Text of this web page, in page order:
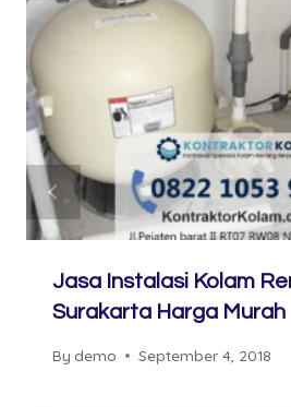
Jasa Instalasi Kolam
Surakarta Harga Murah
By demo September 4, 2018